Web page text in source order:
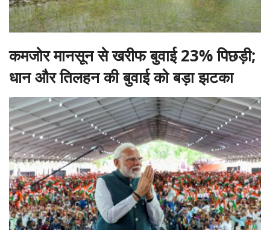
कमजोर मानसून से खरीफ बुवाई 23% पिछड़ी;
धान और तिलहन की बुवाई को बड़ा झटका